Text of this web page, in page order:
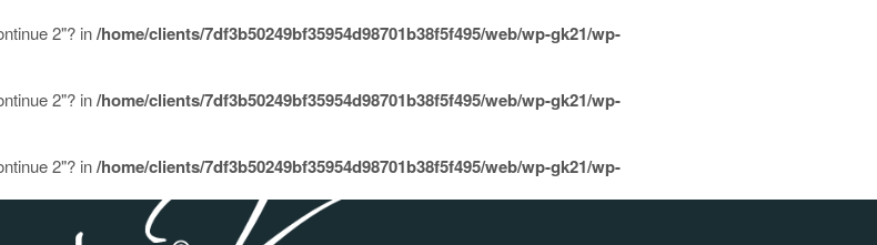
2"? in/home/clients/7df3b50249bf35954d98701b38f5f495/web/wp-gk21/wp-
2"? in/home/clients/7df3b50249bf35954d98701b38f5f495/web/wp-gk21/wp-
2"? in/home/clients/7df3b50249bf35954d98701b38f5f495/web/wp-gk21/wp-